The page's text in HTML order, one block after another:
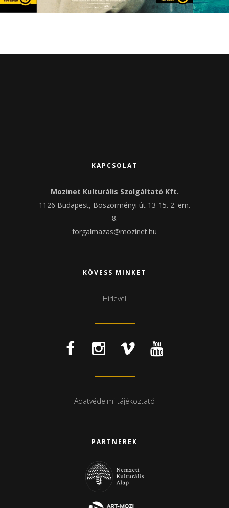
KAPCSOLAT
Mozinet Kulturális Szolgáltató Kft.
1126 Budapest, Böszörményi út 13-15. 2. em.
8.
forgalmazas@mozinet.hu
KÖVESS MINKET
Hírlevél
Adatvédelmi tájékoztató
PARTNEREK